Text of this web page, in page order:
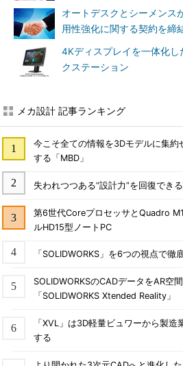
オートデスクとシーメンス
用性強化に関する契約を締
4Kディスプレイを一体化
クステーション
メカ設計 記事ランキング
今こそ全ての情報を3Dモデルに集
する「MBD」
失われつつある“設計力”を回復でき
第6世代CoreプロセッサとQuadro
ルHD15型ノートPC
「SOLIDWORKS」を6つの視点で徹
SOLIDWORKSのCADデータをAR空
「SOLIDWORKS Xtended Reality」
「XVL」は3D軽量ビュワーから製
する